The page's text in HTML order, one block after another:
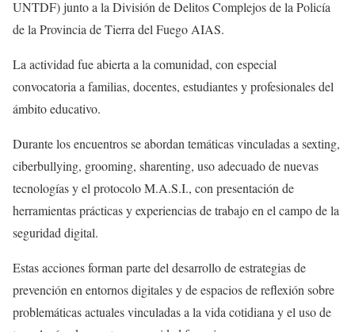
UNTDF) junto a la División de Delitos Complejos de la Policía
de la Provincia de Tierra del Fuego AIAS.
La actividad fue abierta a la comunidad, con especial
convocatoria a familias, docentes, estudiantes y profesionales del
ámbito educativo.
Durante los encuentros se abordan temáticas vinculadas a sexting,
ciberbullying, grooming, sharenting, uso adecuado de nuevas
tecnologías y el protocolo M.A.S.I., con presentación de
herramientas prácticas y experiencias de trabajo en el campo de la
seguridad digital.
Estas acciones forman parte del desarrollo de estrategias de
prevención en entornos digitales y de espacios de reflexión sobre
problemáticas actuales vinculadas a la vida cotidiana y el uso de